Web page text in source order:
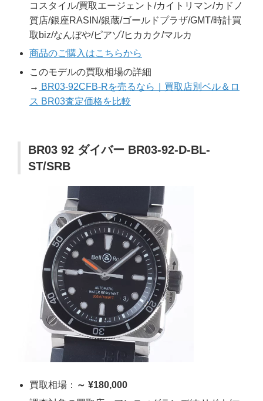
コスタイル/買取エージェント/カイトリマン/カドノ
質店/銀座RASIN/銀蔵/ゴールドプラザ/GMT/時計買
取biz/なんぼや/ピアゾ/ヒカカク/マルカ
商品のご購入はこちらから
このモデルの買取相場の詳細
→ BR03-92CFB-Rを売るなら｜買取店別ベル＆ロ
ス BR03査定価格を比較
BR03 92 ダイバー BR03-92-D-BL-
ST/SRB
買取相場： ～ ¥180,000